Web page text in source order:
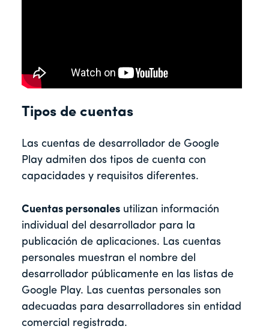
Tipos de cuentas
Las cuentas de desarrollador de Google
Play admiten dos tipos de cuenta con
capacidades y requisitos diferentes.
Cuentas personales utilizan información
individual del desarrollador para la
publicación de aplicaciones. Las cuentas
personales muestran el nombre del
desarrollador públicamente en las listas de
Google Play. Las cuentas personales son
adecuadas para desarrolladores sin entidad
comercial registrada.